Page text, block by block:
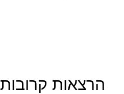
הרצאות קרובות